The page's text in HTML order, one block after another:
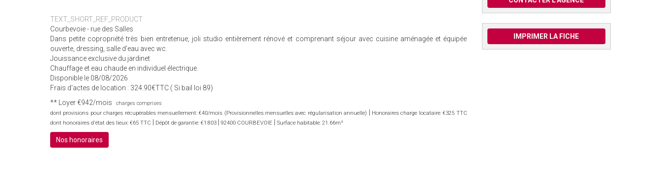
TEXT_SHORT_REF_PRODUCT
Courbevoie - rue des Salles
Dans petite copropriété très bien entretenue, joli studio entièrement rénové et comprenant séjour avec cuisine aménagée et équipée
ouverte, dressing, salle d'eau avec wc.
Jouissance exclusive du jardinet
Chauffage et eau chaude en individuel électrique.
Disponible le 08/08/2026
Frais d'actes de location : 324.90€TTC ( Si bail loi 89)
** Loyer €942/mois
charges comprises
dont provisions pour charges récupérables mensuellement: €40/mois (Provisionnelles mensuelles avec régularisation annuelle)
Honoraires charge locataire: €325 TTC
dont honoraires d'état des lieux: €65 TTC
Dépôt de garantie: €1 803 92400 COURBEVOIE Surface habitable: 21.66m²
Nos honoraires
IMPRIMER LA FICHE